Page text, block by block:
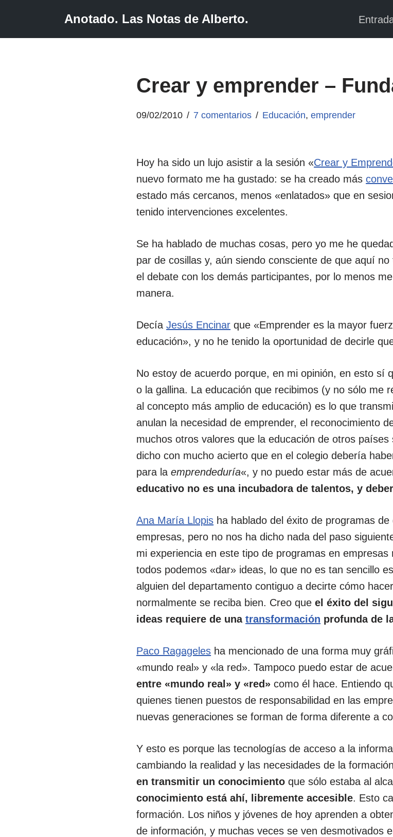
Anotado. Las Notas de Alberto.
Crear y emprender –
09/02/2010 7 comentarios Educación,emprender
Hoy ha sido un lujo asistir a la sesión «Crear y
nuevo formato me ha gustado: se ha creado más
estado más cercanos, menos «enlatados» que en
tenido intervenciones excelentes.
Se ha hablado de muchas cosas, pero yo me he
par de cosillas y, aún siendo consciente de que aquí
el debate con los demás participantes, por lo menos
manera.
DecíaJesús Encinar que «Emprender es la mayor
educación», y no he tenido la oportunidad de decirle
No estoy de acuerdo porque, en mi opinión, en esto sí
o la gallina. La educación que recibimos (y no sólo me
al concepto más amplio de educación) es lo que
anulan la necesidad de emprender, el reconocimiento
muchos otros valores que la educación de otros
dicho con mucho acierto que en el colegio debería
para laemprendeduría«, y no puedo estar más de
educativo no es una incubadora de talentos, y
Ana María Llopis ha hablado del éxito de programas
empresas, pero no nos ha dicho nada del paso
mi experiencia en este tipo de programas en
todos podemos «dar» ideas, lo que no es tan sencillo
alguien del departamento contiguo a decirte cómo
normalmente se reciba bien. Creo queel éxito del
ideas requiere de unatransformación profunda de
Paco Ragageles ha mencionado de una forma muy
«mundo real» y «la red». Tampoco puedo estar de
entre «mundo real» y «red» como él hace. Entiendo
quienes tienen puestos de responsabilidad en las
nuevas generaciones se forman de forma diferente a
Y esto es porque las tecnologías de acceso a la
cambiando la realidad y las necesidades de la
en transmitir un conocimiento que sólo estaba al
conocimiento está ahí, libremente accesible. Esto
formación. Los niños y jóvenes de hoy aprenden a
de información, y muchas veces se ven desmotivados